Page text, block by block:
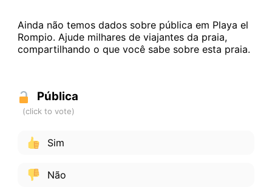
Ainda não temos dados sobre pública em Playa el
Rompio. Ajude milhares de viajantes da praia,
compartilhando o que você sabe sobre esta praia.
Pública
Sim
Não